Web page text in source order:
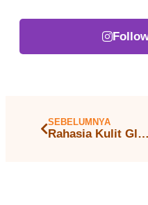
SEBELUMNYA
Rahasia Kulit Glowing dan Awet Muda dengan Treatment Peeling Retinol